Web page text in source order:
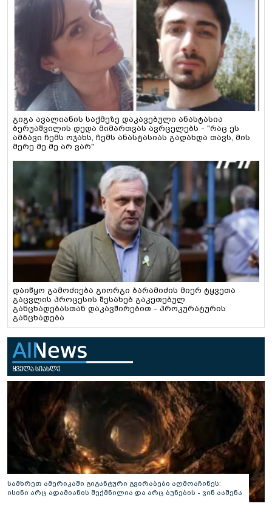
გიგა ავალიანის საქმეზე დაკავებული ანასტასია
ბერუაშვილის დედა მიმართვას ავრცელებს - "რაც ეს
ამბავი ჩემს ოჯახს, ჩემს ანასტასიას გადახდა თავს, მის
მერე მე მე არ ვარ"
დაიწყო გამოძიება გიორგი ბარამიძის მიერ ტყვეთა
გაცვლის პროცესის შესახებ გაკეთებულ
განცხადებასთან დაკავშირებით - პროკურატურის
განცხადება
სამხრეთ ამერიკაში გიგანტური გვირაბები აღმოაჩინეს:
ისინი არც ადამიანის შექმნილია და არც ბუნების - ვინ ააშენა